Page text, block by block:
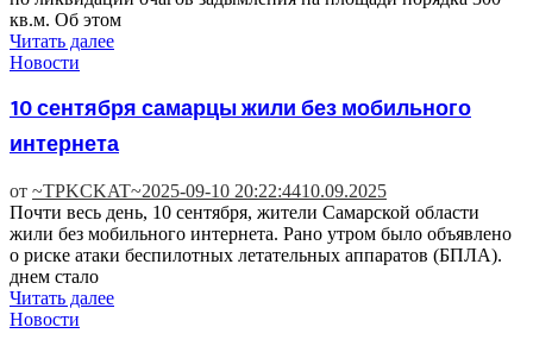
кв.м. Об этом
Читать далее
Новости
10 сентября самарцы жили без мобильного
интернета
от ~TPKCKAT~2025-09-10 20:22:4410.09.2025
Почти весь день, 10 сентября, жители Самарской области
жили без мобильного интернета. Рано утром было объявлено
о риске атаки беспилотных летательных аппаратов (БПЛА).
днем стало
Читать далее
Новости